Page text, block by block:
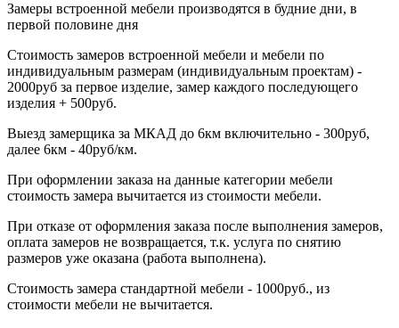
Замеры встроенной мебели производятся в будние дни, в
первой половине дня
Стоимость замеров встроенной мебели и мебели по
индивидуальным размерам (индивидуальным проектам) -
2000руб за первое изделие, замер каждого последующего
изделия + 500руб.
Выезд замерщика за МКАД до 6км включительно - 300руб,
далее 6км - 40руб/км.
При оформлении заказа на данные категории мебели
стоимость замера вычитается из стоимости мебели.
При отказе от оформления заказа после выполнения замеров,
оплата замеров не возвращается, т.к. услуга по снятию
размеров уже оказана (работа выполнена).
Стоимость замера стандартной мебели - 1000руб., из
стоимости мебели не вычитается.